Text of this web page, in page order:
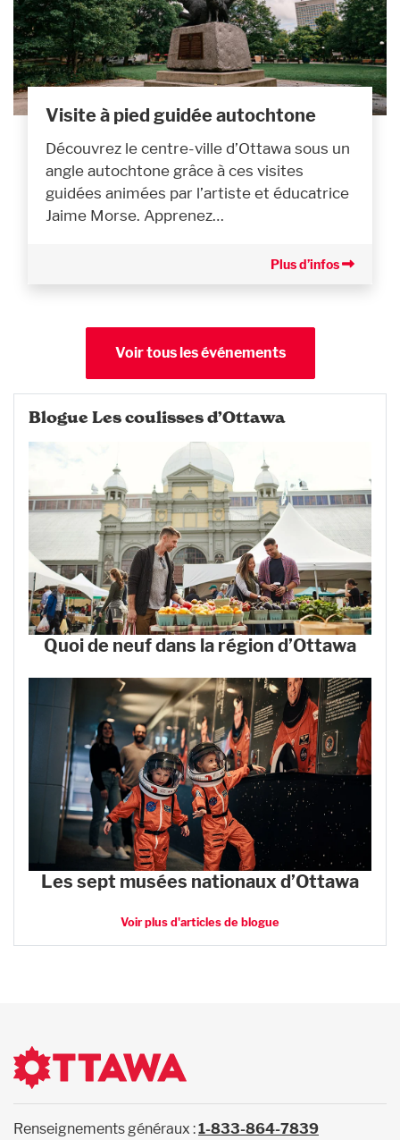
Visite à pied guidée autochtone
Découvrez le centre-ville d’Ottawa sous un
angle autochtone grâce à ces visites
guidées animées par l’artiste et éducatrice
Jaime Morse. Apprenez…
Plus d’infos
Voir tous les événements
Blogue Les coulisses d’Ottawa
Quoi de neuf dans la région d’Ottawa
Les sept musées nationaux d’Ottawa
Voir plus d'articles de blogue
Renseignements généraux :1-833-864-7839